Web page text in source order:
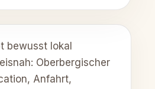
bewusst lokal
Oberbergischer
Anfahrt,